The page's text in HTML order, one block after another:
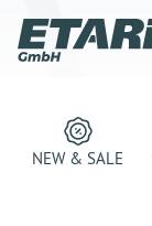
NEW & SALE